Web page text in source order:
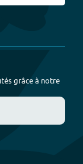
grâce à notre